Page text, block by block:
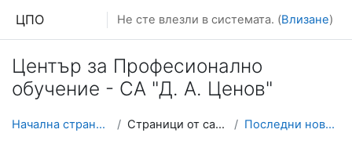
ЦПО Не сте влезли в системата. (Влизане)
Център за Професионално
обучение - СА "Д. А. Ценов"
Начална страница Страници от сайта Последни новини